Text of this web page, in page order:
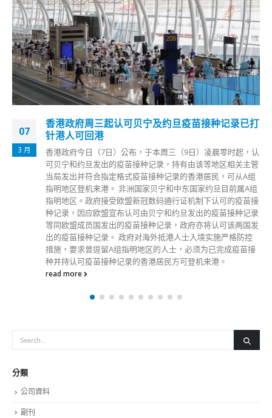
07
3 月
香港政府周三起认可贝宁及约旦疫苗接种记录已打
针港人可回港
香港政府今日（7日）公布，于本周三（9日）凌晨零时起，认
可贝宁和约旦发出的疫苗接种记录，持有由该等地区相关主管
当局发出并符合指定格式疫苗接种记录的香港居民，可从A组
指明地区登机来港。 非洲国家贝宁和中东国家约旦目前属A组
指明地区。政府接受欧盟新冠数码通行证机制下认可的疫苗接
种记录，因应欧盟宣布认可由贝宁和约旦发出的疫苗接种记录
等同欧盟成员国发出的疫苗接种记录，政府亦将认可该两国发
出的疫苗接种记录。 政府对海外抵港人士入境实施严格防控
措施，要求曾逗留A组指明地区的人士，必须为已完成疫苗接
种并持认可疫苗接种记录的香港居民方可登机来港。
read more
分類
公司資料
副刊